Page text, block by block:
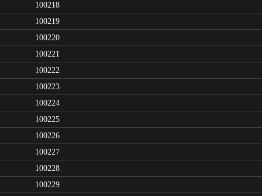
100218
100219
100220
100221
100222
100223
100224
100225
100226
100227
100228
100229